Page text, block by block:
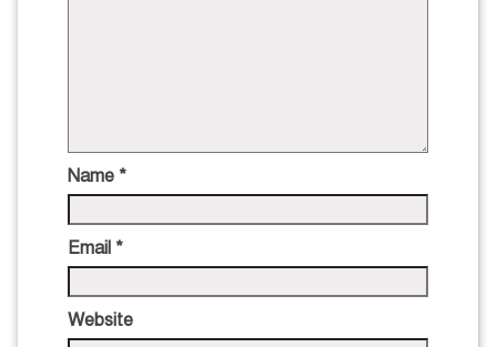
Name *
Email *
Website